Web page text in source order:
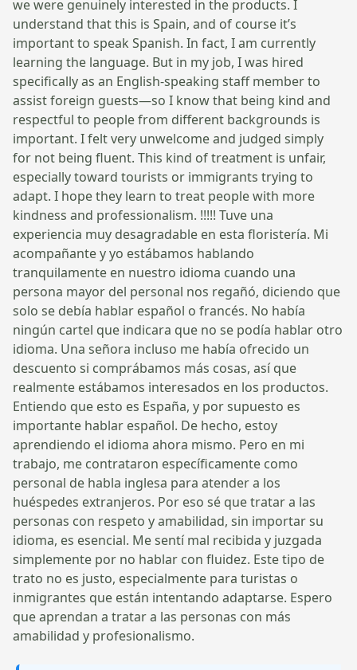
we were genuinely interested in the products. I
understand that this is Spain, and of course it’s
important to speak Spanish. In fact, I am currently
learning the language. But in my job, I was hired
specifically as an English-speaking staff member to
assist foreign guests—so I know that being kind and
respectful to people from different backgrounds is
important. I felt very unwelcome and judged simply
for not being fluent. This kind of treatment is unfair,
especially toward tourists or immigrants trying to
adapt. I hope they learn to treat people with more
kindness and professionalism. !!!!! Tuve una
experiencia muy desagradable en esta floristería. Mi
acompañante y yo estábamos hablando
tranquilamente en nuestro idioma cuando una
persona mayor del personal nos regañó, diciendo que
solo se debía hablar español o francés. No había
ningún cartel que indicara que no se podía hablar otro
idioma. Una señora incluso me había ofrecido un
descuento si comprábamos más cosas, así que
realmente estábamos interesados en los productos.
Entiendo que esto es España, y por supuesto es
importante hablar español. De hecho, estoy
aprendiendo el idioma ahora mismo. Pero en mi
trabajo, me contrataron específicamente como
personal de habla inglesa para atender a los
huéspedes extranjeros. Por eso sé que tratar a las
personas con respeto y amabilidad, sin importar su
idioma, es esencial. Me sentí mal recibida y juzgada
simplemente por no hablar con fluidez. Este tipo de
trato no es justo, especialmente para turistas o
inmigrantes que están intentando adaptarse. Espero
que aprendan a tratar a las personas con más
amabilidad y profesionalismo.